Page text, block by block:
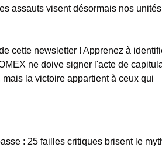
assauts visent désormais nos
cette newsletter ! Apprenez à
ne doive signer l'acte de
la victoire appartient à ceux qui
: 25 failles critiques brisent le